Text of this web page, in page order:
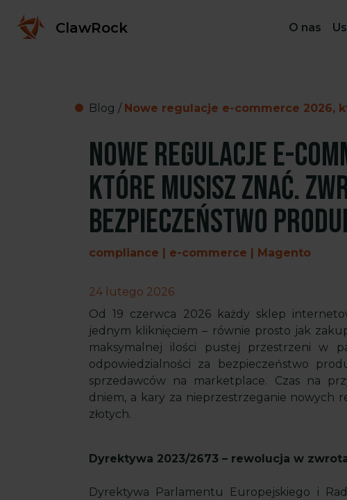
ClawRock O nas
Blog / Nowe regulacje e-commerce 2026,
Nowe regulacje e-
które musisz znać.
bezpieczeństwo
compliance | e-commerce | Magento
24 lutego 2026
Od 19 czerwca 2026 każdy sklep
jednym kliknięciem – równie prosto jak
maksymalnej ilości pustej przestrzeni w
odpowiedzialności za bezpieczeństwo
sprzedawców na marketplace. Czas na
dniem, a kary za nieprzestrzeganie nowych
złotych.
Dyrektywa 2023/2673 – rewolucja w
Dyrektywa Parlamentu Europejskiego i